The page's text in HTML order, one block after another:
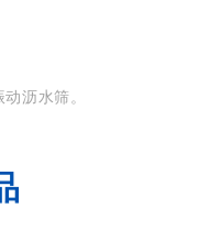
沥水筛。